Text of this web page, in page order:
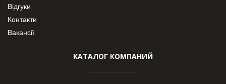
Відгуки
Контакти
Вакансії
КАТАЛОГ КОМПАНИЙ